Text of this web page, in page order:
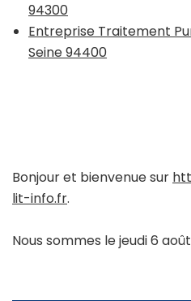
94300
Entreprise Traitement
Seine 94400
Bonjour et bienvenue sur
lit-info.fr.
Nous sommes le jeudi 6